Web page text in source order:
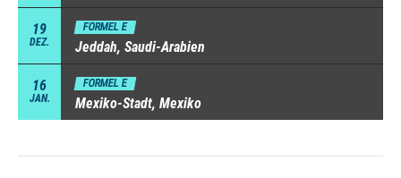
19
DEZ.
FORMEL E
Jeddah, Saudi-Arabien
16
JAN.
FORMEL E
Mexiko-Stadt, Mexiko